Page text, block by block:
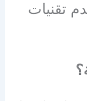
تقنيات